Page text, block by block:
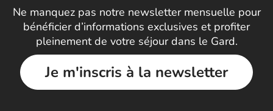
Ne manquez pas notre newsletter mensuelle pour
bénéficier d’informations exclusives et profiter
pleinement de votre séjour dans le Gard.
Je m'inscris à la newsletter